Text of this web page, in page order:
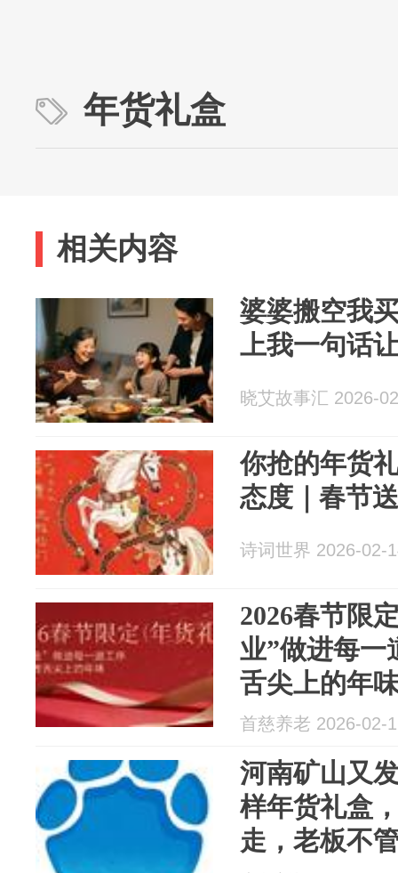
年货礼盒
相关内容
婆婆搬空我
上我一句话
晓艾故事汇 2026-
你抢的年货
态度｜春节
诗词世界 2026-02-
2026春节限
业”做进每一
舌尖上的年
首慈养老 2026-02-
河南矿山又
样年货礼盒
走，老板不